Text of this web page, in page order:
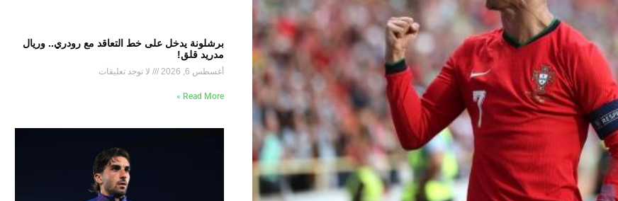
برشلونة يدخل على خط التعاقد مع رودري.. وريال
مدريد قلق!
أغسطس 6, 2026 لا توجد تعليقات
Read More »